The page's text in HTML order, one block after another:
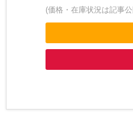
(価格・在庫状況は記事